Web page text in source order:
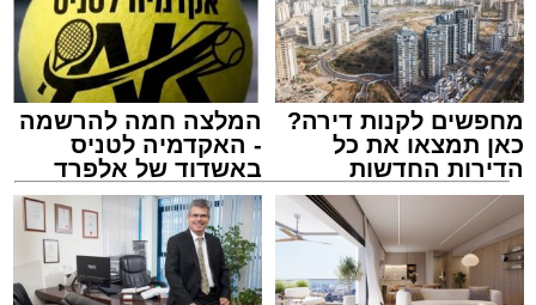
מחפשים לקנות דירה?
כאן תמצאו את כל
הדירות החדשות
למכירה באשדוד >>>
המלצה חמה להרשמה
- האקדמיה לטניס
באשדוד של אלפרד
קריאולנסקי - לילדים